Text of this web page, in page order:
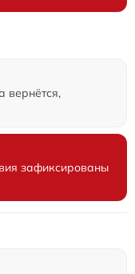
вернётся,
зафиксированы